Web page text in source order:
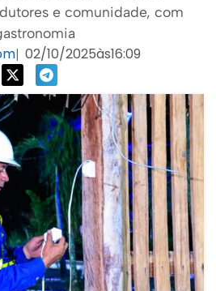
e comunidade, com
| 02/10/2025às16:09